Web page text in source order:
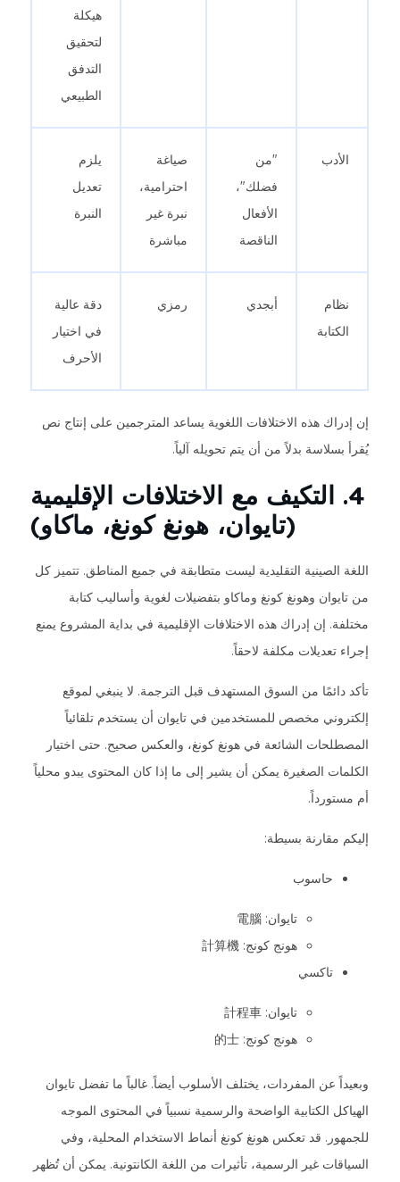
هيكلة
لتحقيق
التدفق
الطبيعي
الأدب
"من
فضلك"،
الأفعال
الناقصة
صياغة
احترامية،
نبرة غير
مباشرة
يلزم
تعديل
النبرة
نظام
الكتابة
أبجدي رمزي
دقة عالية
في اختيار
الأحرف
إن إدراك هذه الاختلافات اللغوية يساعد المترجمين على إنتاج نص
يُقرأ بسلاسة بدلاً من أن يتم تحويله آلياً.
4. التكيف مع الاختلافات الإقليمية
(تايوان، هونغ كونغ، ماكاو)
اللغة الصينية التقليدية ليست متطابقة في جميع المناطق. تتميز كل
من تايوان وهونغ كونغ وماكاو بتفضيلات لغوية وأساليب كتابة
مختلفة. إن إدراك هذه الاختلافات الإقليمية في بداية المشروع يمنع
إجراء تعديلات مكلفة لاحقاً.
تأكد دائمًا من السوق المستهدف قبل الترجمة. لا ينبغي لموقع
إلكتروني مخصص للمستخدمين في تايوان أن يستخدم تلقائياً
المصطلحات الشائعة في هونغ كونغ، والعكس صحيح. حتى اختيار
الكلمات الصغيرة يمكن أن يشير إلى ما إذا كان المحتوى يبدو محلياً
أم مستورداً.
إليكم مقارنة بسيطة:
حاسوب
تايوان: 電腦
هونج كونج: 計算機
تاكسي
تايوان: 計程車
هونج كونج: 的士
وبعيداً عن المفردات، يختلف الأسلوب أيضاً. غالباً ما تفضل تايوان
الهياكل الكتابية الواضحة والرسمية نسبياً في المحتوى الموجه
للجمهور. قد تعكس هونغ كونغ أنماط الاستخدام المحلية، وفي
السياقات غير الرسمية، تأثيرات من اللغة الكانتونية. يمكن أن تُظهر